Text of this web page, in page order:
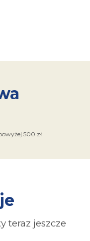
500 zł
teraz jeszcze